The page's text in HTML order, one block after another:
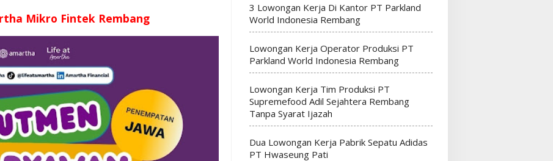
Mikro Fintek Rembang
3 Lowongan Kerja Di Kantor PT Parkland
World Indonesia Rembang
Lowongan Kerja Operator Produksi PT
Parkland World Indonesia Rembang
Lowongan Kerja Tim Produksi PT
Supremefood Adil Sejahtera Rembang
Tanpa Syarat Ijazah
Dua Lowongan Kerja Pabrik Sepatu Adidas
PT Hwaseung Pati